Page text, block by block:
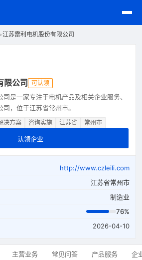
江苏雷利电机股份有限公司
限公司 可认领
是一家专注于电机产品及相关企业服务、
，位于江苏省常州市。
决方案 咨询实施 江苏省 常州市
认领企业
http://www.czleili.com
江苏省常州市
制造业
76%
2026-04-10
主营业务 常见问答 产品服务 企